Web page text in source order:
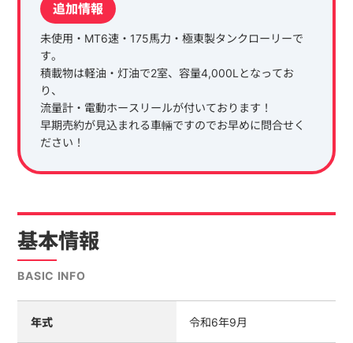
追加情報
未使用・MT6速・175馬力・極東製タンクローリーで
す。
積載物は軽油・灯油で2室、容量4,000Lとなってお
り、
流量計・電動ホースリールが付いております！
早期売約が見込まれる車輛ですのでお早めに問合せく
ださい！
基本情報
BASIC INFO
年式 令和6年9月